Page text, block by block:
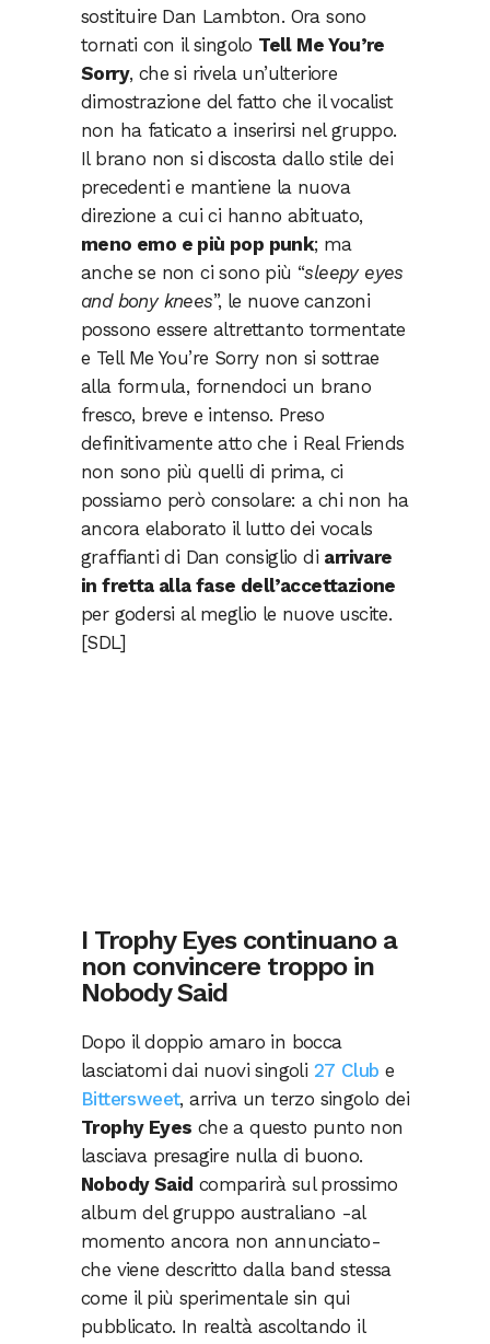
sostituire Dan Lambton. Ora sono
tornati con il singolo Tell Me You’re
Sorry, che si rivela un’ulteriore
dimostrazione del fatto che il vocalist
non ha faticato a inserirsi nel gruppo.
Il brano non si discosta dallo stile dei
precedenti e mantiene la nuova
direzione a cui ci hanno abituato,
meno emo e più pop punk; ma
anche se non ci sono più “sleepy eyes
and bony knees”, le nuove canzoni
possono essere altrettanto tormentate
e Tell Me You’re Sorry non si sottrae
alla formula, fornendoci un brano
fresco, breve e intenso. Preso
definitivamente atto che i Real Friends
non sono più quelli di prima, ci
possiamo però consolare: a chi non ha
ancora elaborato il lutto dei vocals
graffianti di Dan consiglio di arrivare
in fretta alla fase dell’accettazione
per godersi al meglio le nuove uscite.
[SDL]
I Trophy Eyes continuano a
non convincere troppo in
Nobody Said
Dopo il doppio amaro in bocca
lasciatomi dai nuovi singoli 27 Club e
Bittersweet, arriva un terzo singolo dei
Trophy Eyes che a questo punto non
lasciava presagire nulla di buono.
Nobody Said comparirà sul prossimo
album del gruppo australiano -al
momento ancora non annunciato-
che viene descritto dalla band stessa
come il più sperimentale sin qui
pubblicato. In realtà ascoltando il